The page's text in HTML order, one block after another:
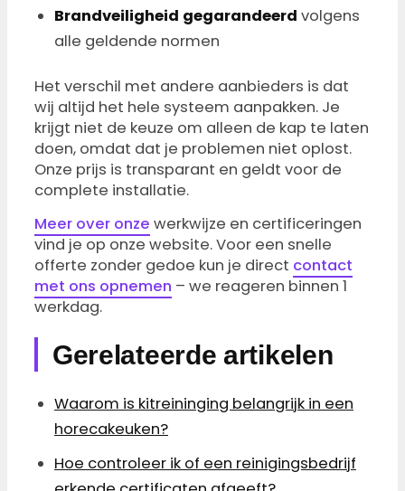
Brandveiligheid gegarandeerd volgens
alle geldende normen
Het verschil met andere aanbieders is dat
wij altijd het hele systeem aanpakken. Je
krijgt niet de keuze om alleen de kap te laten
doen, omdat dat je problemen niet oplost.
Onze prijs is transparant en geldt voor de
complete installatie.
Meer over onze werkwijze en certificeringen
vind je op onze website. Voor een snelle
offerte zonder gedoe kun je direct contact
met ons opnemen – we reageren binnen 1
werkdag.
Gerelateerde artikelen
Waarom is kitreininging belangrijk in een
horecakeuken?
Hoe controleer ik of een reinigingsbedrijf